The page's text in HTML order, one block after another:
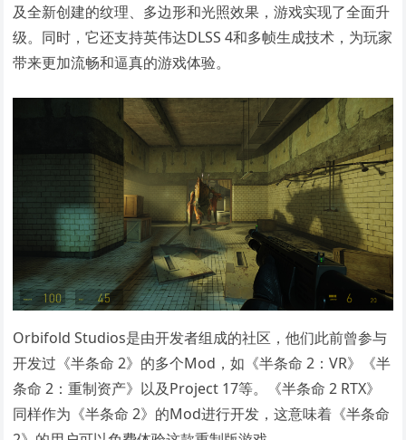
及全新创建的纹理、多边形和光照效果，游戏实现了全面升
级。同时，它还支持英伟达DLSS 4和多帧生成技术，为玩家
带来更加流畅和逼真的游戏体验。
Orbifold Studios是由开发者组成的社区，他们此前曾参与
开发过《半条命 2》的多个Mod，如《半条命 2：VR》《半
条命 2：重制资产》以及Project 17等。《半条命 2 RTX》
同样作为《半条命 2》的Mod进行开发，这意味着《半条命